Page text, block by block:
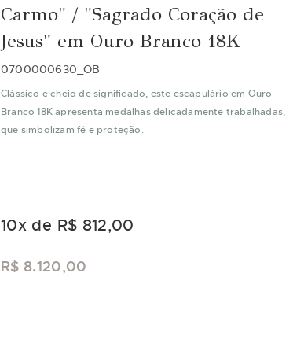
R$ 8.120,00
10x de R$ 812,00
Carmo" / "Sagrado Coração de
Jesus" em Ouro Branco 18K
0700000630_OB
Clássico e cheio de significado, este escapulário em Ouro
Branco 18K apresenta medalhas delicadamente trabalhadas,
que simbolizam fé e proteção.